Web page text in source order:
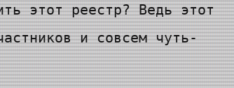
этот реестр? Ведь этот
и совсем чуть-